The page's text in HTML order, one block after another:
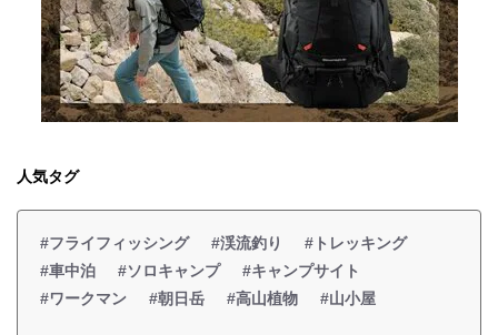
人気タグ
#フライフィッシング #渓流釣り
#トレッキング
#車中泊
#ソロキャンプ
#キャンプサイト
#ワークマン
#朝日岳 #高山植物 #山小屋